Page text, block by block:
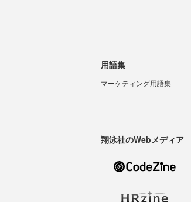
用語集
マーケティング用語集
翔泳社のWebメディア